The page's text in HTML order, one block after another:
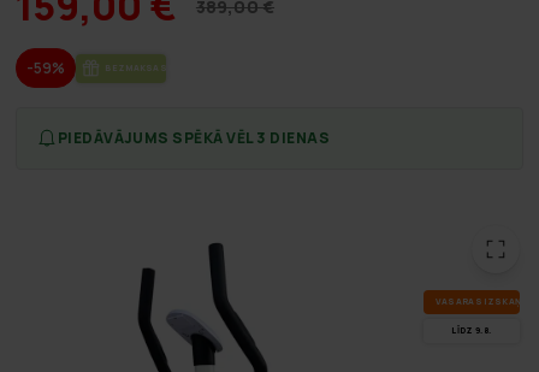
389,00 €
-59% BEZ­MAK­SAS PIE­GĀ­DE
PIEDĀVĀJUMS SPĒKĀ VĒL 3 DIENAS
VA­SA­RAS IZ­SKA­ŅA
LĪDZ 9.8.